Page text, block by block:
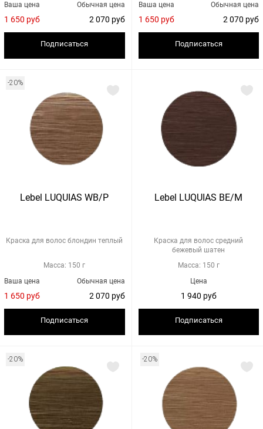
Обычная цена
2 070 руб
Ваша цена
1 650 руб
Подписаться
Обычная цена
2 070 руб
Ваша цена
1 650 руб
Подписаться
-20%
Lebel LUQUIAS WB/P
Краска для волос блондин теплый
Масса: 150 г
Обычная цена
2 070 руб
Ваша цена
1 650 руб
Подписаться
Lebel LUQUIAS BE/M
Краска для волос средний
бежевый шатен
Масса: 150 г
Цена
1 940 руб
Подписаться
-20% -20%